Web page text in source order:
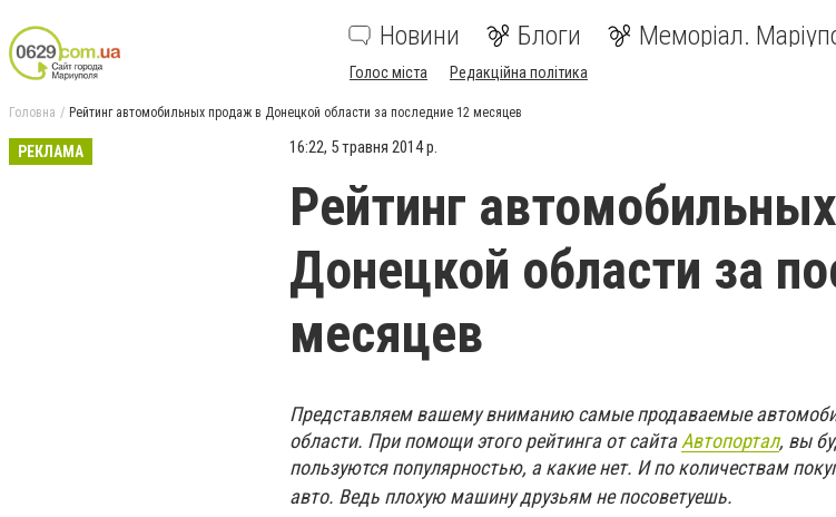
Новини Блоги Меморіал.
Голос міста Редакційна політика
Головна Рейтинг автомобильных продаж в Донецкой области за последние 12 месяцев
РЕКЛАМА 16:22, 5 травня 2014 р.
Рейтинг
Донецкой области за
месяцев
Представляем вашему вниманию самые продаваемые
области. При помощи этого рейтинга от сайтаАвтопортал, вы
пользуются популярностью, а какие нет. И по количествам
авто. Ведь плохую машину друзьям не посоветуешь.